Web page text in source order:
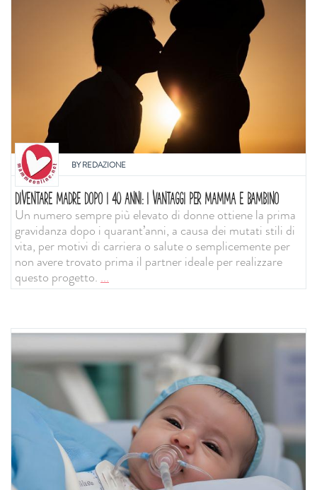
BYREDAZIONE
DIVENTARE MADRE DOPO I 40 ANNI: I VANTAGGI PER MAMMA E BAMBINO
Un numero sempre più elevato di donne ottiene la prima
gravidanza dopo i quarant’anni, a causa dei mutati stili di
vita, per motivi di carriera o salute o semplicemente per
non avere trovato prima il partner ideale per realizzare
questo progetto....